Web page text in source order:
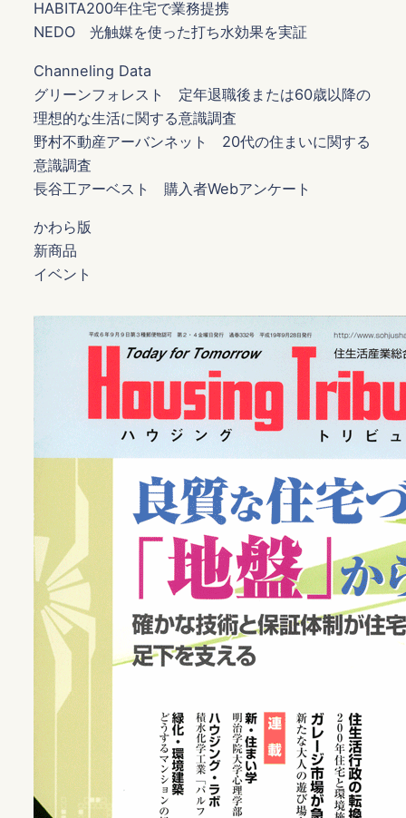
HABITA200年住宅で業務提携
NEDO 光触媒を使った打ち水効果を実証
Channeling Data
グリーンフォレスト 定年退職後または60歳以降の
理想的な生活に関する意識調査
野村不動産アーバンネット 20代の住まいに関する
意識調査
長谷工アーベスト 購入者Webアンケート
かわら版
新商品
イベント